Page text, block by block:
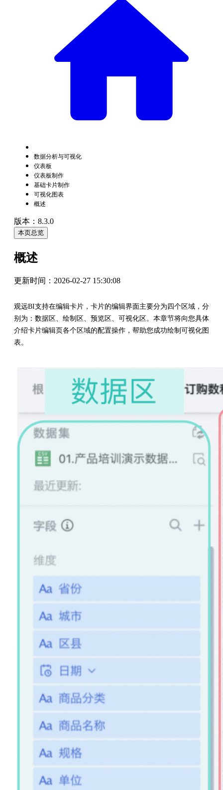
数据分析与可视化
仪表板
仪表板制作
基础卡片制作
可视化图表
概述
版本：8.3.0
本页总览
概述
更新时间： 2026-02-27 15:30:08
观远BI支持在编辑卡片，卡片的编辑界面主要分为四个区域，分
别为：数据区、绘制区、预览区、可视化区。本章节将向您具体
介绍卡片编辑页各个区域的配置操作，帮助您成功绘制可视化图
表。